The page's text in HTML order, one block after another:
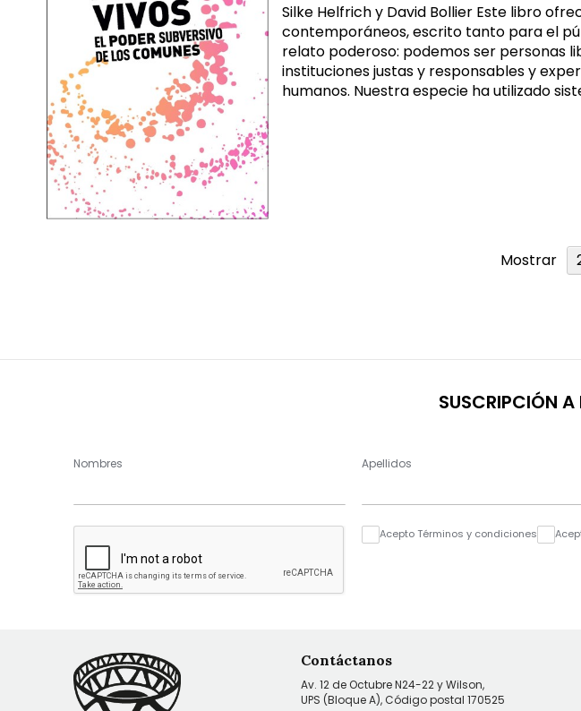
Silke Helfrich y David Bollier Este libro
contemporáneos, escrito tanto para el
relato poderoso: podemos ser personas
instituciones justas y responsables y
humanos. Nuestra especie ha utilizado
Mostrar
SUSCRIPCIÓN
Nombres Apellidos
Acepto Términos y condiciones
Contáctanos
Av. 12 de Octubre N24-22 y Wilson,
UPS (Bloque A), Código postal 170525